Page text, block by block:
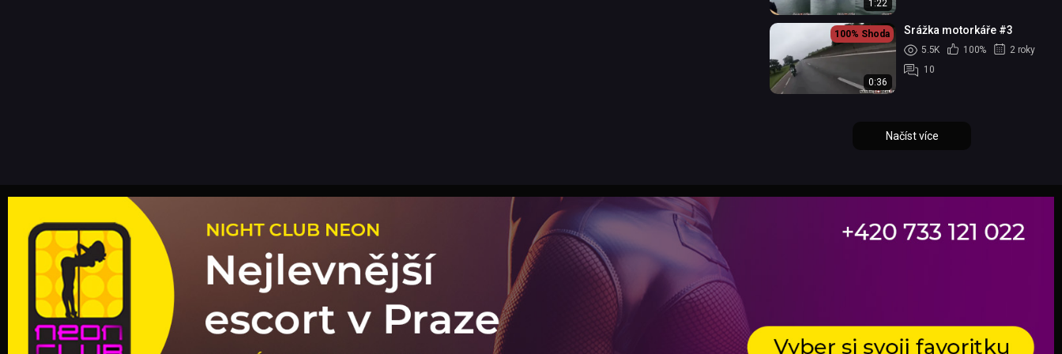
1:22
100% Shoda
0:36
Srážka motorkáře #3
5.5K 100%
2 roky
10
Načíst více